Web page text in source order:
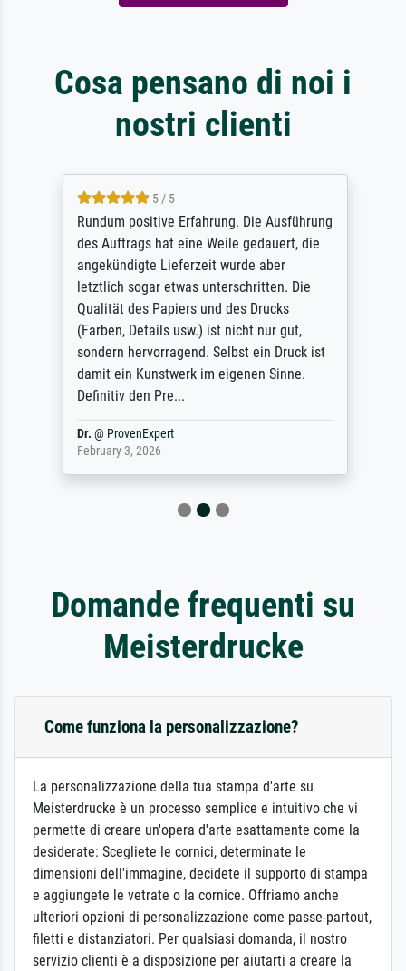
Cosa pensano di noi i
nostri clienti
5 / 5
Rundum positive Erfahrung. Die Ausführung
des Auftrags hat eine Weile gedauert, die
angekündigte Lieferzeit wurde aber
letztlich sogar etwas unterschritten. Die
Qualität des Papiers und des Drucks
(Farben, Details usw.) ist nicht nur gut,
sondern hervorragend. Selbst ein Druck ist
damit ein Kunstwerk im eigenen Sinne.
Definitiv den Pre...
Dr.@ ProvenExpert
February 3, 2026
Domande frequenti su
Meisterdrucke
Come funziona la personalizzazione?
La personalizzazione della tua stampa d'arte su
Meisterdrucke è un processo semplice e intuitivo che vi
permette di creare un'opera d'arte esattamente come la
desiderate: Scegliete le cornici, determinate le
dimensioni dell'immagine, decidete il supporto di stampa
e aggiungete le vetrate o la cornice. Offriamo anche
ulteriori opzioni di personalizzazione come passe-partout,
filetti e distanziatori. Per qualsiasi domanda, il nostro
servizio clienti è a disposizione per aiutarti a creare la